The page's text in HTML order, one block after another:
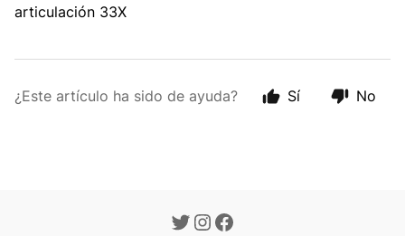
articulación 33X
¿Este artículo ha sido de ayuda? Sí No